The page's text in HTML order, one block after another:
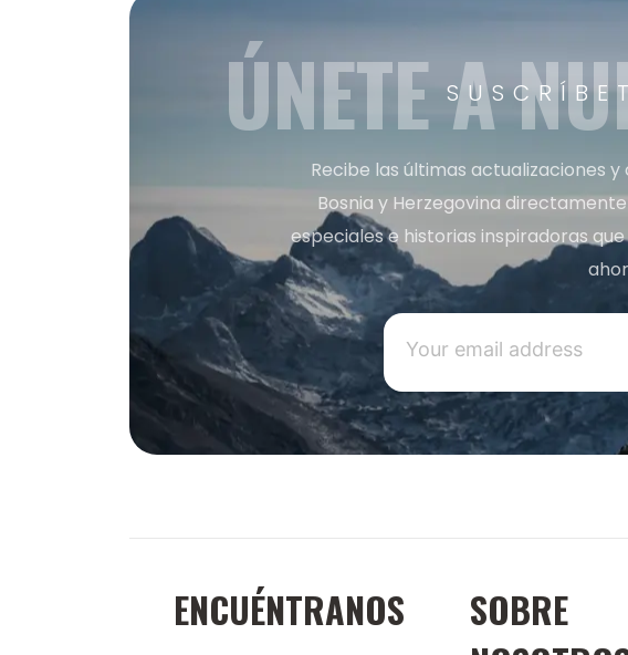
ÚNETE A
Recibe las últimas actualizaciones
Bosnia y Herzegovina
especiales e historias inspiradoras
ENCUÉNTRANOS
SOBRE